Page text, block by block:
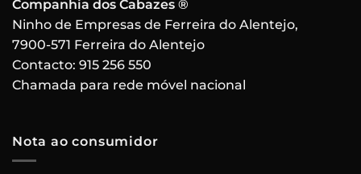
Companhia dos Cabazes ®
Ninho de Empresas de Ferreira do Alentejo,
7900-571 Ferreira do Alentejo
Contacto: 915 256 550
Chamada para rede móvel nacional
Nota ao consumidor